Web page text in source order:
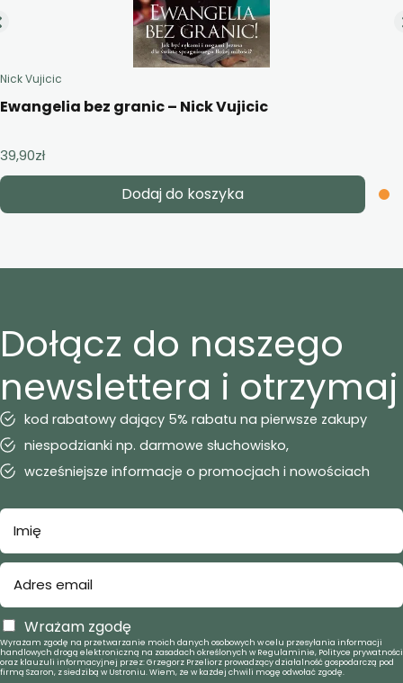
Nick Vujicic
Ewangelia bez granic – Nick Vujicic
39,90zł
Dodaj do koszyka
Dołącz do naszego
newslettera i otrzymaj
kod rabatowy dający 5% rabatu na pierwsze zakupy
niespodzianki np. darmowe słuchowisko,
wcześniejsze informacje o promocjach i nowościach
Wrażam zgodę
Wyrażam zgodę na przetwarzanie moich danych osobowych w celu przesyłania informacji
handlowych drogą elektroniczną na zasadach określonych w Regulaminie, Polityce prywatności
oraz klauzuli informacyjnej przez: Grzegorz Przeliorz prowadzący działalność gospodarczą pod
firmą Szaron, z siedzibą w Ustroniu. Wiem, że w każdej chwili mogę odwołać zgodę.